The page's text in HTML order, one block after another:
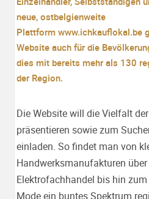
neue, ostbelgienweite
Plattform www.ichkauflokal.be
Website auch für die
dies mit bereits mehr als 130
der Region.
Die Website will die Vielfalt
präsentieren sowie zum
einladen. So findet man von
Handwerksmanufakturen
Elektrofachhandel bis hin
Mode ein buntes Spektrum